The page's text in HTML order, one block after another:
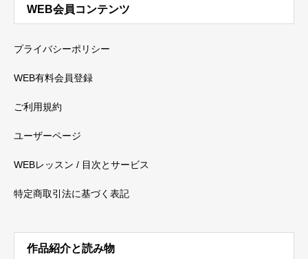
WEB会員コンテンツ
プライバシーポリシー
WEB有料会員登録
ご利用規約
ユーザーページ
WEBレッスン / 目次とサービス
特定商取引法に基づく表記
作品紹介と読み物